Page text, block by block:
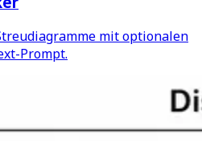
mit optionalen
Prompt.